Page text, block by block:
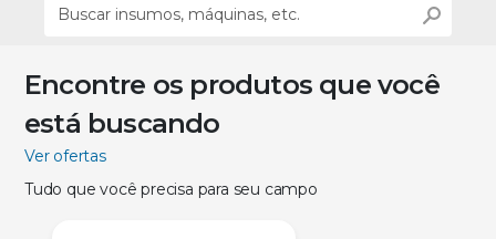
Encontre os produtos que você
está buscando
Ver ofertas
Tudo que você precisa para seu campo